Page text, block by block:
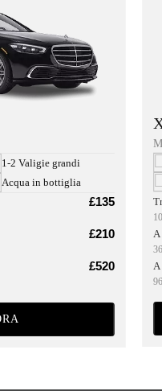
1-2 Valigie grandi
Acqua in bottiglia
£135
£210
£520